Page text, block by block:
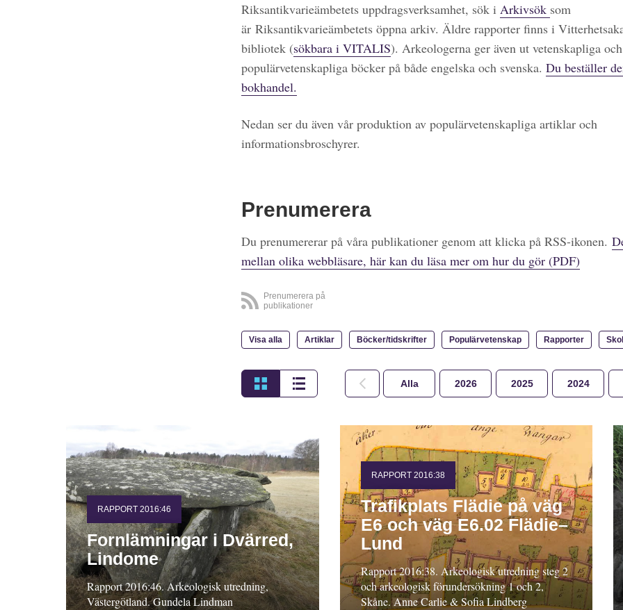
Riksantikvarieämbetets uppdragsverksamhet, sök i Arkivsök som
är Riksantikvarieämbetets öppna arkiv. Äldre rapporter finns i
bibliotek (sökbara i VITALIS). Arkeologerna ger även ut vetenskapliga och
populärvetenskapliga böcker på både engelska och svenska. Du beställer
bokhandel.
Nedan ser du även vår produktion av populärvetenskapliga artiklar och
informationsbroschyrer.
Prenumerera
Du prenumererar på våra publikationer genom att klicka på RSS-ikonen.
mellan olika webbläsare, här kan du läsa mer om hur du gör (PDF)
Prenumerera på
publikationer
Visa alla Artiklar Böcker/tidskrifter Populärvetenskap Rapporter
Alla 2026 2025 2024
RAPPORT 2016:46
Fornlämningar i Dvärred,
Lindome
Rapport 2016:46. Arkeologisk utredning,
Västergötland. Gundela Lindman
RAPPORT 2016:38
Trafikplats Flädie på väg
E6 och väg E6.02 Flädie–
Lund
Rapport 2016:38. Arkeologisk utredning steg 2
och arkeologisk förundersökning 1 och 2,
Skåne. Anne Carlie & Sofia Lindberg